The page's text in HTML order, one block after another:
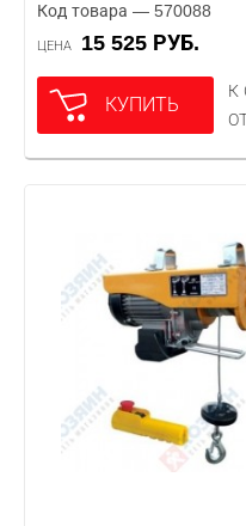
Код товара — 570088
ЦЕНА 15 525 РУБ.
КУПИТЬ
К